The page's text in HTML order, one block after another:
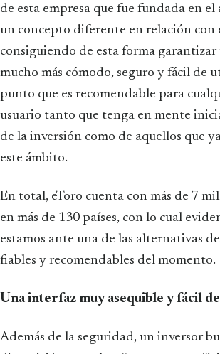
de esta empresa que fue fundada en el
un concepto diferente en relación con
consiguiendo de esta forma garantizar
mucho más cómodo, seguro y fácil de
punto que es recomendable para
usuario tanto que tenga en mente
de la inversión como de aquellos que
este ámbito.
En total, eToro cuenta con más de 7
en más de 130 países, con lo cual
estamos ante una de las alternativas
fiables y recomendables del momento.
Una interfaz muy asequible y fácil
Además de la seguridad, un inversor